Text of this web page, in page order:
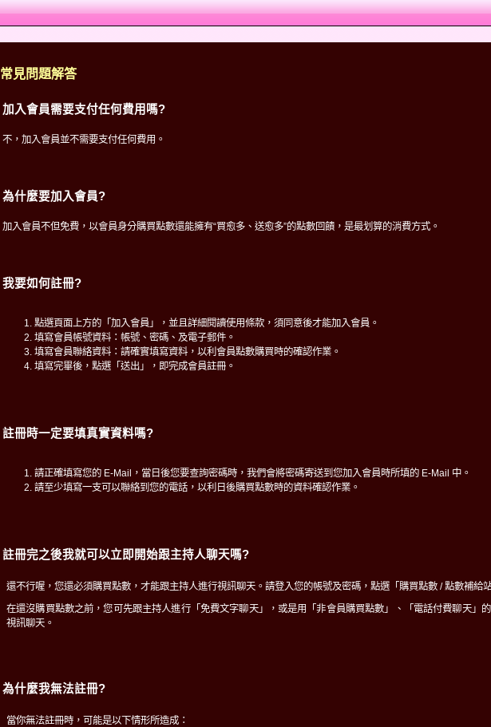
常見問題解答
加入會員需要支付任何費用嗎?
不，加入會員並不需要支付任何費用。
為什麼要加入會員?
加入會員不但免費，以會員身分購買點數還能擁有“買愈多、送愈多”的點數回饋，是最划算的消費方式。
我要如何註冊?
點選頁面上方的「加入會員」，並且詳細閱讀使用條款，須同意後才能加入會員。
填寫會員帳號資料：帳號、密碼、及電子郵件。
填寫會員聯絡資料：請確實填寫資料，以利會員點數購買時的確認作業。
填寫完畢後，點選「送出」，即完成會員註冊。
註冊時一定要填真實資料嗎?
請正確填寫您的 E-Mail，當日後您要查詢密碼時，我們會將密碼寄送到您加入會員時所填的 E-Mail 中。
請至少填寫一支可以聯絡到您的電話，以利日後購買點數時的資料確認作業。
註冊完之後我就可以立即開始跟主持人聊天嗎?
還不行喔，您還必須購買點數，才能跟主持人進行視訊聊天。請登入您的帳號及密碼，點選「購買點數 / 點數補給
在還沒購買點數之前，您可先跟主持人進行「免費文字聊天」，或是用「非會員購買點數」、「電話付費聊天」
視訊聊天。
為什麼我無法註冊?
當你無法註冊時，可能是以下情形所造成：